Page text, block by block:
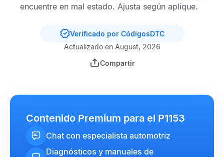
encuentre en mal estado. Ajusta según aplique.
Verificado por CódigosDTC
Actualizado en August, 2026
Compartir
Contenido Premium para el P1153
Chat con especialista automotriz
Diagnósticos y manuales de